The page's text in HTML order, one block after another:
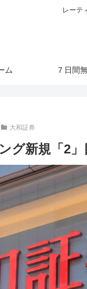
レーテ
ム ７日間
大和証券
グ新規「2」